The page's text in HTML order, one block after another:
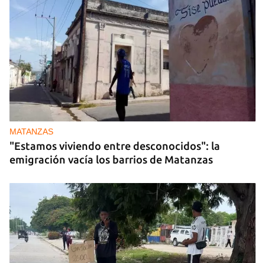
MATANZAS
"Estamos viviendo entre desconocidos": la
emigración vacía los barrios de Matanzas